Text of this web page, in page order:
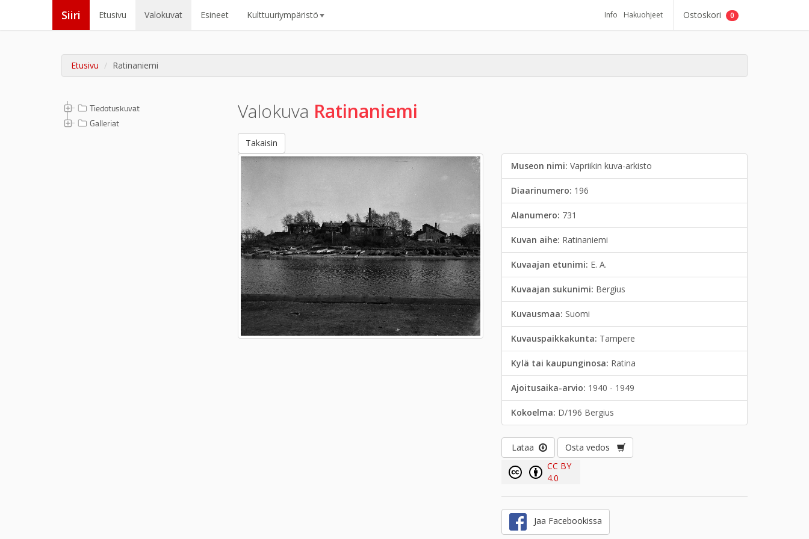
Siiri Etusivu Valokuvat Esineet Kulttuuriympäristö Info Hakuohjeet Ostoskori 0
Etusivu Ratinaniemi
Tiedotuskuvat
Galleriat
Valokuva Ratinaniemi
Takaisin
Museon nimi:Vapriikin kuva-arkisto
Diaarinumero: 196
Alanumero: 731
Kuvan aihe: Ratinaniemi
Kuvaajan etunimi: E. A.
Kuvaajan sukunimi: Bergius
Kuvausmaa: Suomi
Kuvauspaikkakunta: Tampere
Kylä tai kaupunginosa: Ratina
Ajoitusaika-arvio: 1940 - 1949
Kokoelma: D/196 Bergius
Lataa
Osta vedos
CC BY
4.0
Jaa Facebookissa